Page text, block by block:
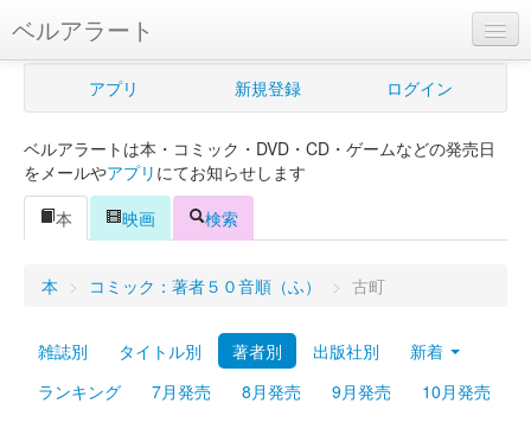
ベルアラート
ベルアラートとは
新規登録
ログイン
Myシェルフ
プレミアム
アプリ 新規登録 ログイン
ベルアラートは本・コミック・DVD・CD・ゲームなどの発売日
をメールやアプリ にてお知らせします
本
映画 検索
本 > コミック：著者５０音順（ふ） > 古町
雑誌別 タイトル別 著者別 出版社別
新着
ランキング
7月発売 8月発売 9月発売 10月発売